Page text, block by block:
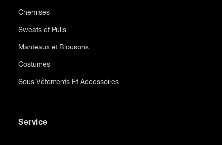
Chemises
Sweats et Pulls
Manteaux et Blousons
Costumes
Sous Vêtements Et Accessoires
Service